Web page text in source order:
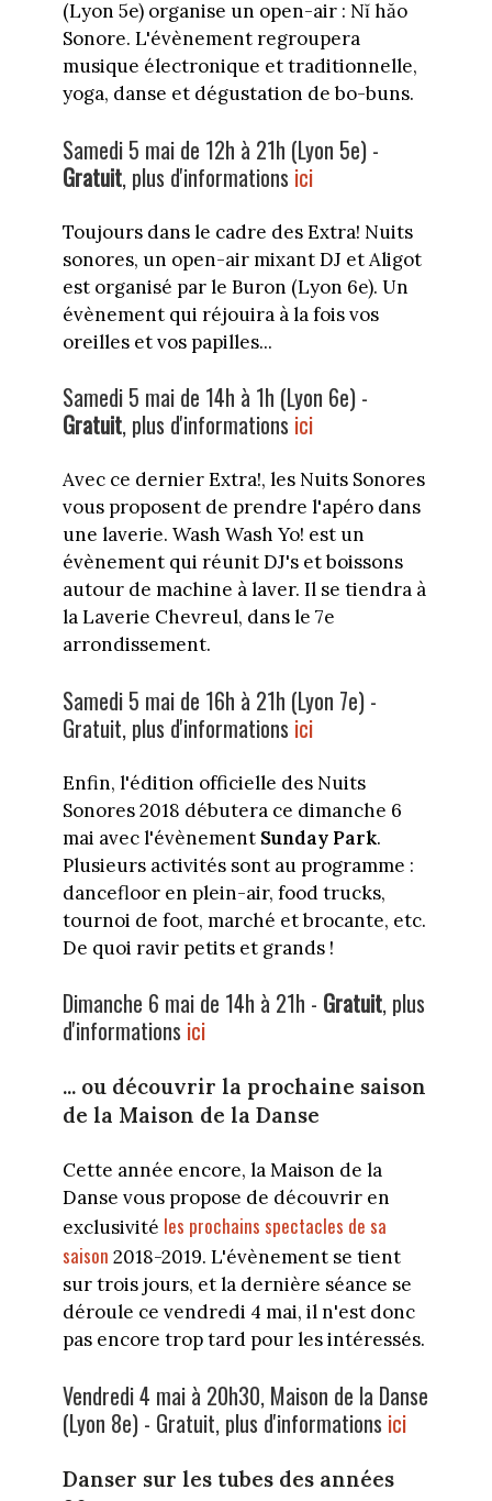
(Lyon 5e) organise un open-air : Nĭ hăo
Sonore. L'évènement regroupera
musique électronique et traditionnelle,
yoga, danse et dégustation de bo-buns.
Samedi 5 mai de 12h à 21h (Lyon 5e) -
Gratuit, plus d'informations ici
Toujours dans le cadre des Extra! Nuits
sonores, un open-air mixant DJ et Aligot
est organisé par le Buron (Lyon 6e). Un
évènement qui réjouira à la fois vos
oreilles et vos papilles...
Samedi 5 mai de 14h à 1h (Lyon 6e) -
Gratuit, plus d'informations ici
Avec ce dernier Extra!, les Nuits Sonores
vous proposent de prendre l'apéro dans
une laverie. Wash Wash Yo! est un
évènement qui réunit DJ's et boissons
autour de machine à laver. Il se tiendra à
la Laverie Chevreul, dans le 7e
arrondissement.
Samedi 5 mai de 16h à 21h (Lyon 7e) -
Gratuit, plus d'informations ici
Enfin, l'édition officielle des Nuits
Sonores 2018 débutera ce dimanche 6
mai avec l'évènementSunday Park.
Plusieurs activités sont au programme :
dancefloor en plein-air, food trucks,
tournoi de foot, marché et brocante, etc.
De quoi ravir petits et grands !
Dimanche 6 mai de 14h à 21h - Gratuit, plus
d'informations ici
... ou découvrir la prochaine saison
de la Maison de la Danse
Cette année encore, la Maison de la
Danse vous propose de découvrir en
exclusivité les prochains spectacles de sa
saison 2018-2019. L'évènement se tient
sur trois jours, et la dernière séance se
déroule ce vendredi 4 mai, il n'est donc
pas encore trop tard pour les intéressés.
Vendredi 4 mai à 20h30, Maison de la Danse
(Lyon 8e) - Gratuit, plus d'informations ici
Danser sur les tubes des années